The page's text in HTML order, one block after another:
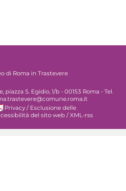
di Roma in Trastevere
S. Egidio, 1/b - 00153 Roma - Tel.
Privacy / Esclusione delle
del sito web /XML-rss